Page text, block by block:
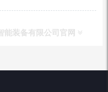
能装备有限公司官网